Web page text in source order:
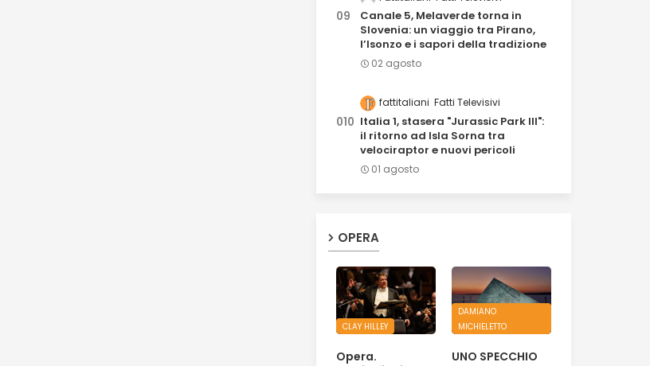
Canale 5, Melaverde torna in
Slovenia: un viaggio tra Pirano,
l’Isonzo e i sapori della tradizione
02 agosto
fattitaliani Fatti Televisivi
Italia 1, stasera "Jurassic Park III":
il ritorno ad Isla Sorna tra
velociraptor e nuovi pericoli
01 agosto
OPERA
CLAY HILLEY
Opera.
DAMIANO
MICHIELETTO
UNO SPECCHIO